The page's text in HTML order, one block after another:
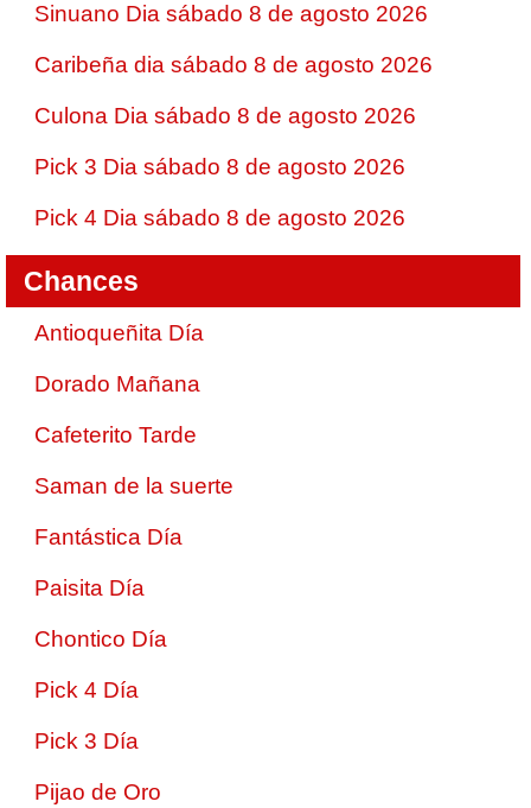
Sinuano Dia sábado 8 de agosto 2026
Caribeña dia sábado 8 de agosto 2026
Culona Dia sábado 8 de agosto 2026
Pick 3 Dia sábado 8 de agosto 2026
Pick 4 Dia sábado 8 de agosto 2026
Chances
Antioqueñita Día
Dorado Mañana
Cafeterito Tarde
Saman de la suerte
Fantástica Día
Paisita Día
Chontico Día
Pick 4 Día
Pick 3 Día
Pijao de Oro